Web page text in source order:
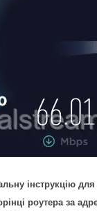
інструкцію
роутера за